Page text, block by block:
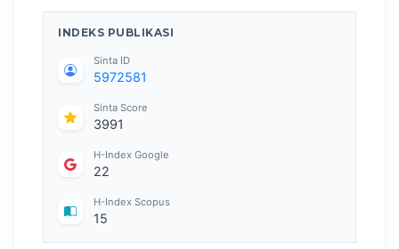
INDEKS PUBLIKASI
Sinta ID
5972581
Sinta Score
3991
H-Index Google
22
H-Index Scopus
15